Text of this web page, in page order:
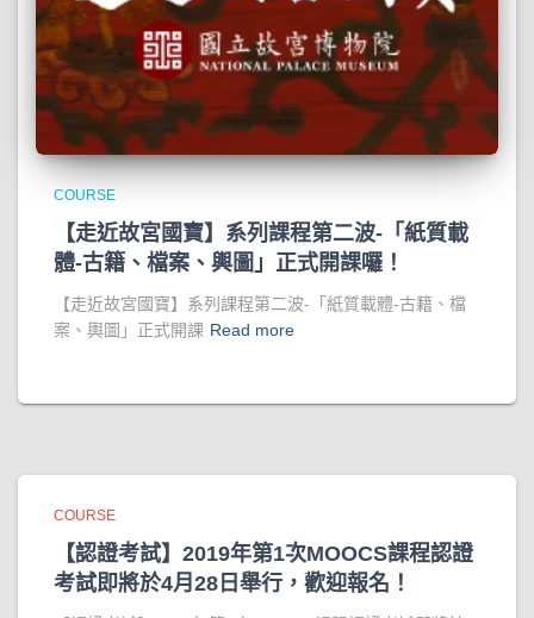
COURSE
【走近故宮國寶】系列課程第二波-「紙質載
體-古籍、檔案、輿圖」正式開課囉！
【走近故宮國寶】系列課程第二波-「紙質載體-古籍、檔
案、輿圖」正式開課 Read more
COURSE
【認證考試】2019年第1次MOOCS課程認證
考試即將於4月28日舉行，歡迎報名！